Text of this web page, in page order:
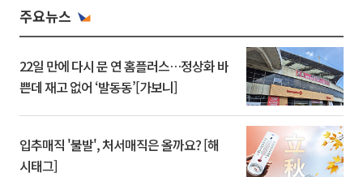
주요뉴스
22일 만에 다시 문 연 홈플러스…정상화 바
쁜데 재고 없어 ‘발동동’[가보니]
입추매직 '불발', 처서매직은 올까요? [해
시태그]